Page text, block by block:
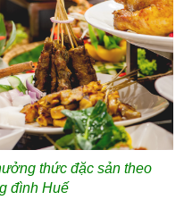
thức đặc sản theo
đình Huế